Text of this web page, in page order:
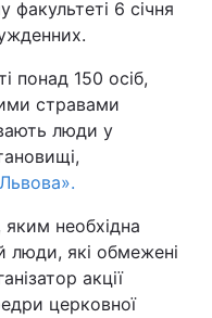
6 січня
понад 150 осіб,
стравами
люди у
необхідна
люди, які обмежені
акції
церковної